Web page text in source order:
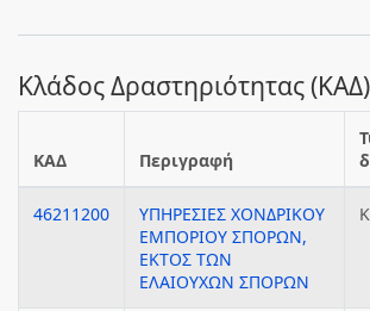
Κλάδος Δραστηριότητας (ΚΑΔ)
ΚΑΔ Περιγραφή
46211200
ΥΠΗΡΕΣΙΕΣ ΧΟΝΔΡΙΚΟΥ
ΕΜΠΟΡΙΟΥ ΣΠΟΡΩΝ,
ΕΚΤΟΣ ΤΩΝ
ΕΛΑΙΟΥΧΩΝ ΣΠΟΡΩΝ